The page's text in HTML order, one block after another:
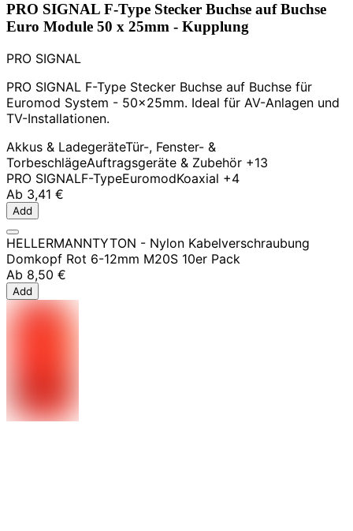
PRO SIGNAL F-Type Stecker Buchse auf Buchse
Euro Module 50 x 25mm - Kupplung
PRO SIGNAL
PRO SIGNAL F-Type Stecker Buchse auf Buchse für
Euromod System - 50x25mm. Ideal für AV-Anlagen und
TV-Installationen.
Akkus & LadegeräteTür-, Fenster- &
TorbeschlägeAuftragsgeräte & Zubehör +13
PRO SIGNALF-TypeEuromodKoaxial +4
Ab 3,41 €
Add
HELLERMANNTYTON - Nylon Kabelverschraubung
Domkopf Rot 6-12mm M20S 10er Pack
Ab 8,50 €
Add